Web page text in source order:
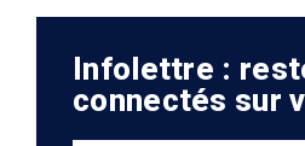
Infolettre :
connectés sur